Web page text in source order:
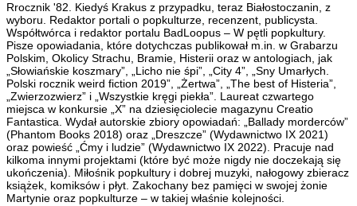
Rrocznik '82. Kiedyś Krakus z przypadku, teraz Białostoczanin, z
wyboru. Redaktor portali o popkulturze, recenzent, publicysta.
Współtwórca i redaktor portalu BadLoopus – W pętli popkultury.
Pisze opowiadania, które dotychczas publikował m.in. w Grabarzu
Polskim, Okolicy Strachu, Bramie, Histerii oraz w antologiach, jak
„Słowiańskie koszmary”, „Licho nie śpi”, „City 4”, „Sny Umarłych.
Polski rocznik weird fiction 2019”, „Żertwa”, „The best of Histeria”,
„Zwierzozwierz” i „Wszystkie kręgi piekła”. Laureat czwartego
miejsca w konkursie „X” na dziesięciolecie magazynu Creatio
Fantastica. Wydał autorskie zbiory opowiadań: „Ballady morderców”
(Phantom Books 2018) oraz „Dreszcze” (Wydawnictwo IX 2021)
oraz powieść „Ćmy i ludzie” (Wydawnictwo IX 2022). Pracuje nad
kilkoma innymi projektami (które być może nigdy nie doczekają się
ukończenia). Miłośnik popkultury i dobrej muzyki, nałogowy zbieracz
książek, komiksów i płyt. Zakochany bez pamięci w swojej żonie
Martynie oraz popkulturze – w takiej właśnie kolejności.